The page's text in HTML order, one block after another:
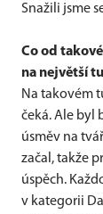
Snažili jsme
Co od
na největší
Na takovém
čeká. Ale byl
úsměv na
začal, takže
úspěch.
v kategorii